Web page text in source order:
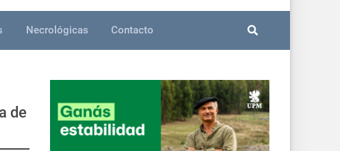
Necrológicas Contacto
de